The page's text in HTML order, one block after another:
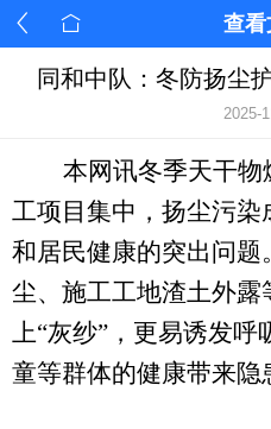
同和中队：冬防扬尘
2025-
本网讯冬季天干
工项目集中，扬尘污
和居民健康的突出问题
尘、施工工地渣土外
上“灰纱”，更易诱发
童等群体的健康带来隐
查看